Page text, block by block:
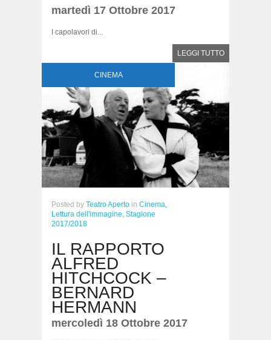
martedì 17 Ottobre 2017
I capolavori di...
LEGGI TUTTO
CINEMA
Posted by Teatro Aperto in Cinema,
Lettura dell'immagine, Stagione
2017/2018
IL RAPPORTO
ALFRED
HITCHCOCK –
BERNARD
HERMANN
mercoledì 18 Ottobre 2017